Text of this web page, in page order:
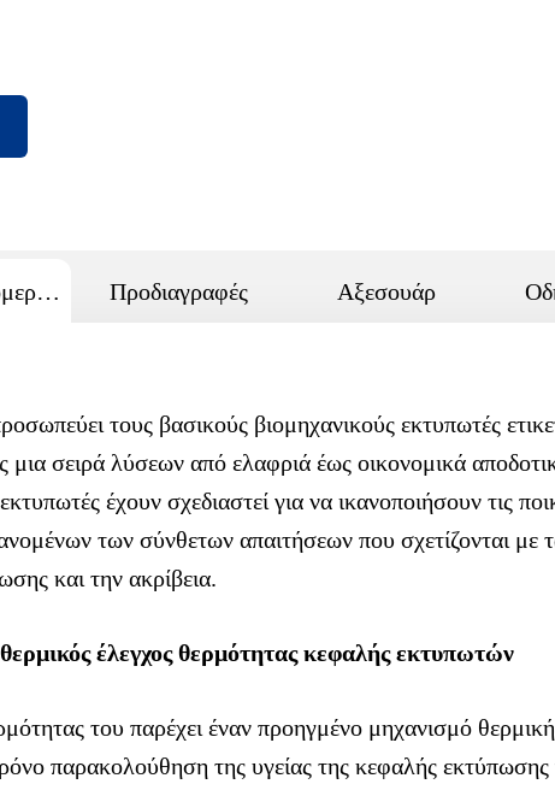
Σελίδα λεπτομερειών Προδιαγραφές Αξεσουάρ
τους βασικούς βιομηχανικούς εκτυπωτές
μια σειρά λύσεων από ελαφριά έως οικονομικά
έχουν σχεδιαστεί για να ικανοποιήσουν τις
των σύνθετων απαιτήσεων που σχετίζονται με
και την ακρίβεια.
έλεγχος θερμότητας κεφαλής εκτυπωτών
του παρέχει έναν προηγμένο μηχανισμό
παρακολούθηση της υγείας της κεφαλής